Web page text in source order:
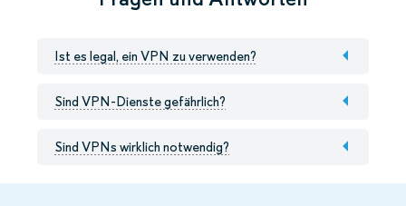
Ist es legal, ein VPN zu verwenden?
Sind VPN-Dienste gefährlich?
Sind VPNs wirklich notwendig?